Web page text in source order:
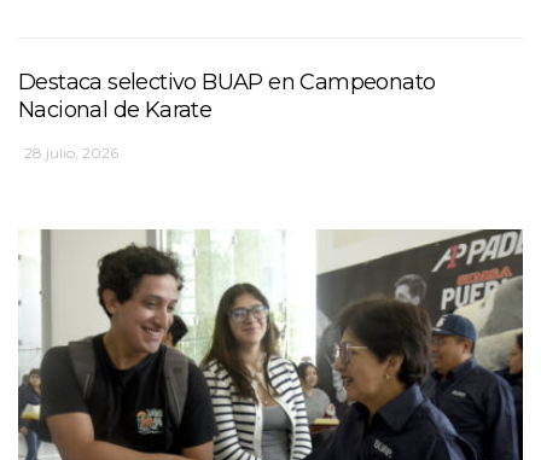
Destaca selectivo BUAP en Campeonato
Nacional de Karate
28 julio, 2026